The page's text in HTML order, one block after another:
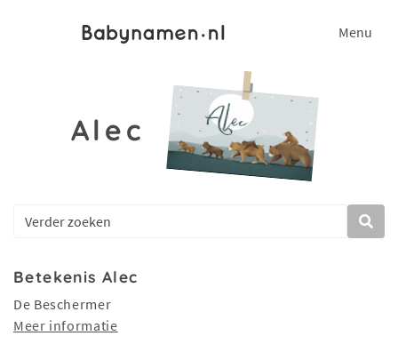
Menu
Alec
Betekenis Alec
De Beschermer
Meer informatie